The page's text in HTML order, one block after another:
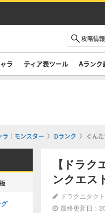
ラ ティア表ツール Aランク
ラ｜モンスター Dランク ぐん
【ドラ
ンクエス
ドラクエタク
最終更新日：